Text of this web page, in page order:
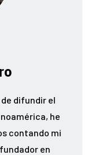
difundir el
he
contando mi
en